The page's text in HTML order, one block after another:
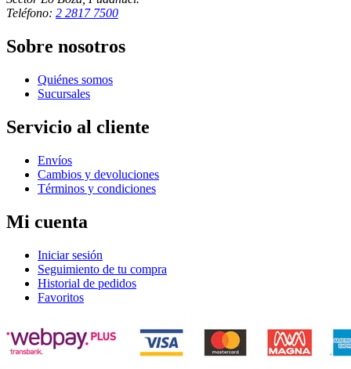
Teléfono: 2 2817 7500
Sobre nosotros
Quiénes somos
Sucursales
Servicio al cliente
Envíos
Cambios y devoluciones
Términos y condiciones
Mi cuenta
Iniciar sesión
Seguimiento de tu compra
Historial de pedidos
Favoritos